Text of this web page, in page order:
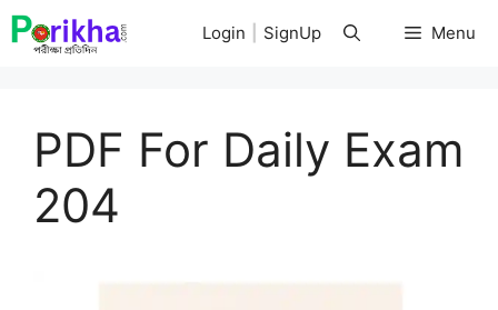
Skip
to
Menu
Login SignUp
PDF For Daily Exam
204